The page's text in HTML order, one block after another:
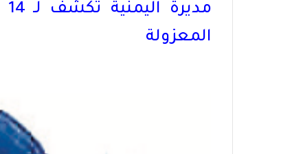
المعزولة